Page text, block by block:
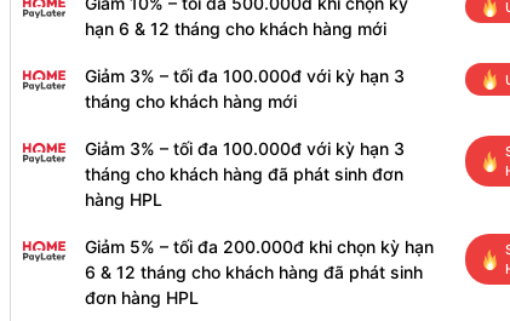
hạn 6 & 12 tháng cho khách hàng mới
Giảm 3% – tối đa 100.000đ với kỳ hạn 3
tháng cho khách hàng mới
Giảm 3% – tối đa 100.000đ với kỳ hạn 3
tháng cho khách hàng đã phát sinh đơn
hàng HPL
Giảm 5% – tối đa 200.000đ khi chọn kỳ hạn
6 & 12 tháng cho khách hàng đã phát sinh
đơn hàng HPL